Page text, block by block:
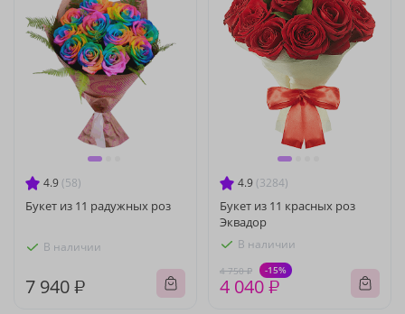
4.9 (58)
Букет из 11 радужных роз
В наличии
7 940 ₽
4.9 (3284)
Букет из 11 красных роз
Эквадор
В наличии
4 750 ₽ -15%
4 040 ₽